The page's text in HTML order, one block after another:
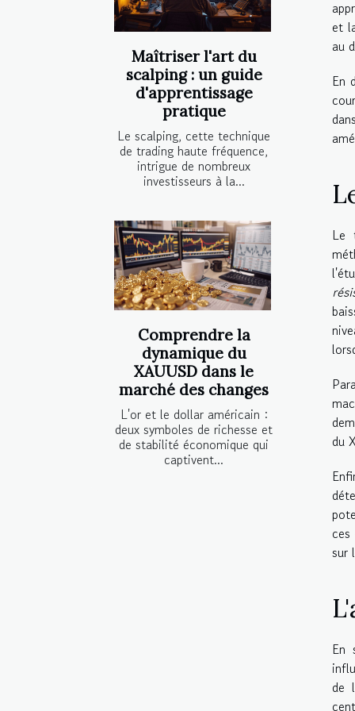
Maîtriser l'art du
scalping : un guide
d'apprentissage
pratique
Le scalping, cette technique
de trading haute fréquence,
intrigue de nombreux
investisseurs à la...
Comprendre la
dynamique du
XAUUSD dans le
marché des changes
L'or et le dollar américain :
deux symboles de richesse et
de stabilité économique qui
captivent...
et
au
En
Le
du
sur
En
de